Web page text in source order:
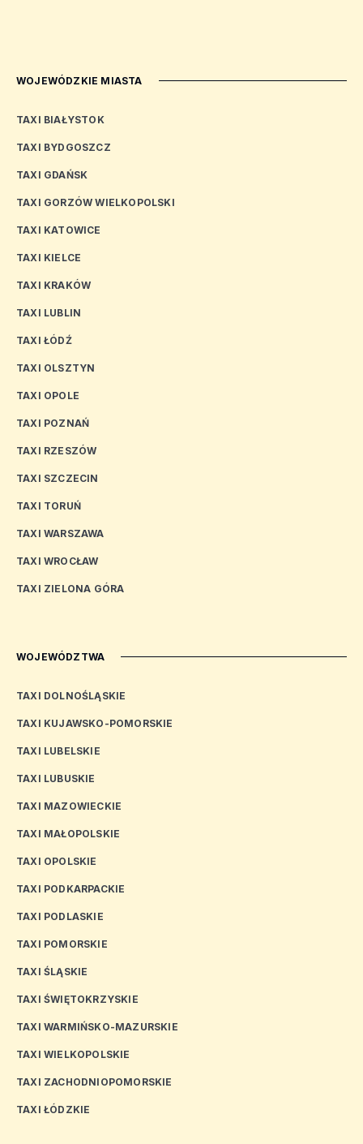
WOJEWÓDZKIE MIASTA
TAXI BIAŁYSTOK
TAXI BYDGOSZCZ
TAXI GDAŃSK
TAXI GORZÓW WIELKOPOLSKI
TAXI KATOWICE
TAXI KIELCE
TAXI KRAKÓW
TAXI LUBLIN
TAXI ŁÓDŹ
TAXI OLSZTYN
TAXI OPOLE
TAXI POZNAŃ
TAXI RZESZÓW
TAXI SZCZECIN
TAXI TORUŃ
TAXI WARSZAWA
TAXI WROCŁAW
TAXI ZIELONA GÓRA
WOJEWÓDZTWA
TAXI DOLNOŚLĄSKIE
TAXI KUJAWSKO-POMORSKIE
TAXI LUBELSKIE
TAXI LUBUSKIE
TAXI MAZOWIECKIE
TAXI MAŁOPOLSKIE
TAXI OPOLSKIE
TAXI PODKARPACKIE
TAXI PODLASKIE
TAXI POMORSKIE
TAXI ŚLĄSKIE
TAXI ŚWIĘTOKRZYSKIE
TAXI WARMIŃSKO-MAZURSKIE
TAXI WIELKOPOLSKIE
TAXI ZACHODNIOPOMORSKIE
TAXI ŁÓDZKIE